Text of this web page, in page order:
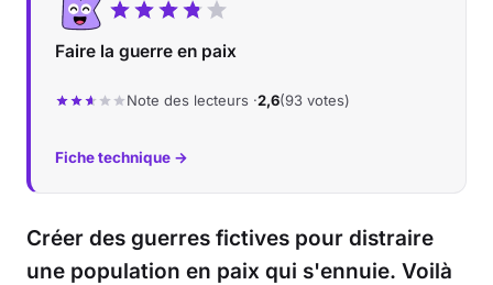
Faire la guerre en paix
Note des lecteurs ·2,6(93 votes)
Fiche technique →
Créer des guerres fictives pour distraire
une population en paix qui s'ennuie. Voilà